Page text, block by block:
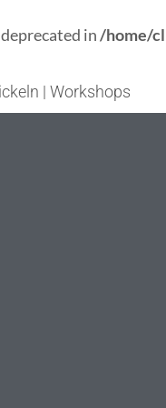
in/home/
| Workshops